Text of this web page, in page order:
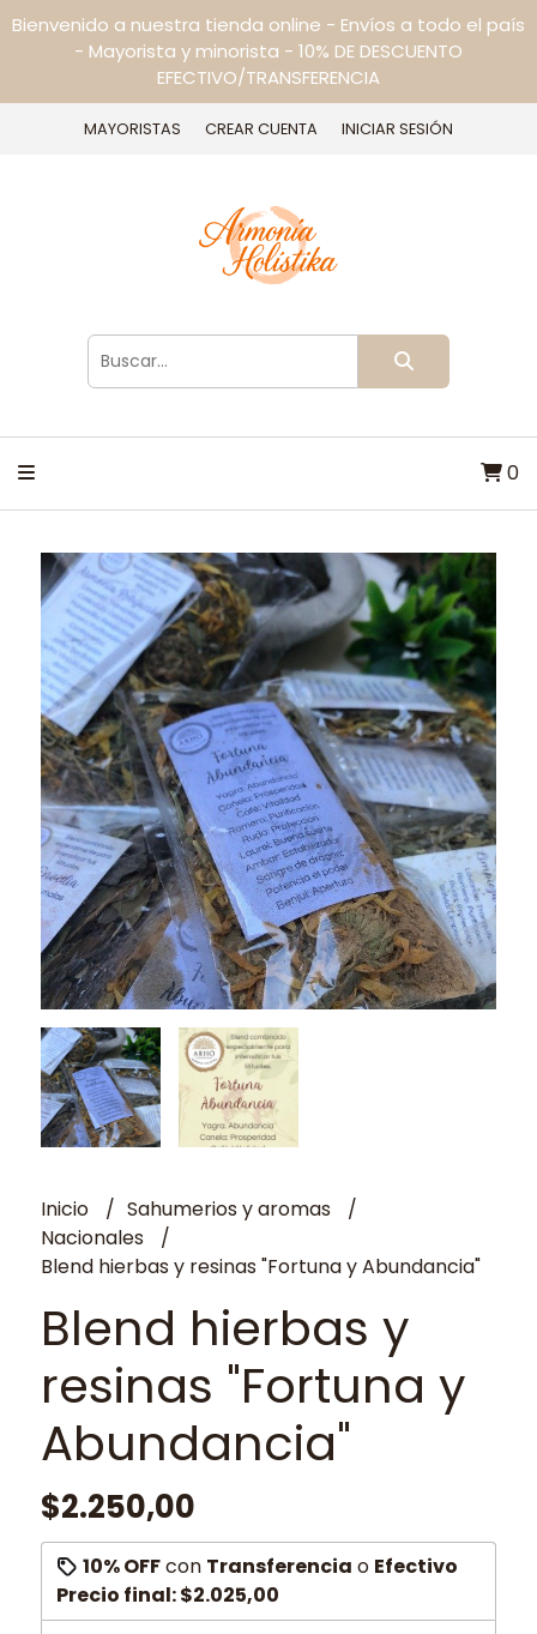
Bienvenido a nuestra tienda online - Envíos a todo el país
- Mayorista y minorista - 10% DE DESCUENTO
EFECTIVO/TRANSFERENCIA
MAYORISTAS CREAR CUENTA INICIAR SESIÓN
0
Inicio
Sahumerios y aromas
Nacionales
Blend hierbas y resinas "Fortuna y Abundancia"
Blend hierbas y
resinas "Fortuna y
Abundancia"
$2.250,00
10% OFFcon Transferencia o Efectivo
Precio final:$2.025,00